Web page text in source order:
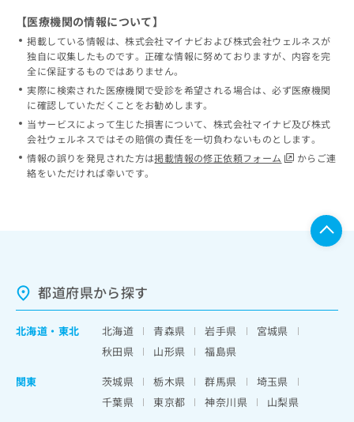
【医療機関の情報について】
掲載している情報は、株式会社マイナビおよび株式会社ウェルネスが
独自に収集したものです。正確な情報に努めておりますが、内容を完
全に保証するものではありません。
実際に検索された医療機関で受診を希望される場合は、必ず医療機関
に確認していただくことをお勧めします。
当サービスによって生じた損害について、株式会社マイナビ及び株式
会社ウェルネスではその賠償の責任を一切負わないものとします。
情報の誤りを発見された方は掲載情報の修正依頼フォーム
からご連
絡をいただければ幸いです。
都道府県から探す
北海道 ・ 東北 北海道 青森県 岩手県
宮城県
秋田県
山形県
福島県
関東
茨城県 栃木県 群馬県
埼玉県
千葉県
東京都 神奈川県
山梨県